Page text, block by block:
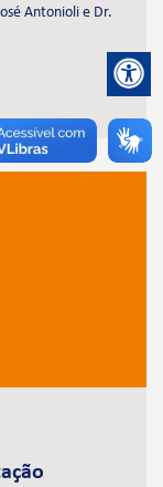
Antonioli e Dr.